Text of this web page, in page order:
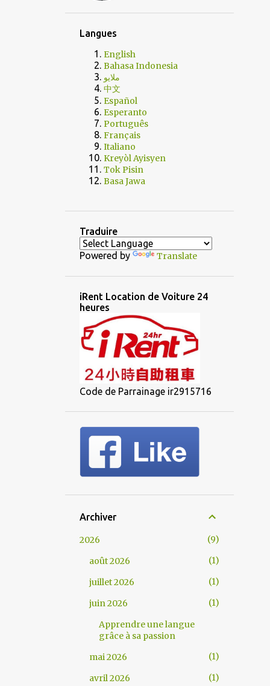
Langues
English
Bahasa Indonesia
ملايو
中文
Español
Esperanto
Português
Français
Italiano
Kreyòl Ayisyen
Tok Pisin
Basa Jawa
Traduire
Powered by Translate
iRent Location de Voiture 24
heures
Code de Parrainage ir2915716
Archiver
2026
9
août 2026
1
juillet 2026
1
juin 2026
1
Apprendre une langue
grâce à sa passion
mai 2026
1
avril 2026
1